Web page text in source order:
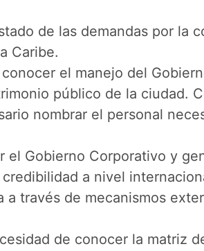
de las demandas por la
Caribe.
el manejo del
público de la ciudad.
nombrar el personal
Gobierno Corporativo y
a nivel
través de mecanismos
de conocer la matriz